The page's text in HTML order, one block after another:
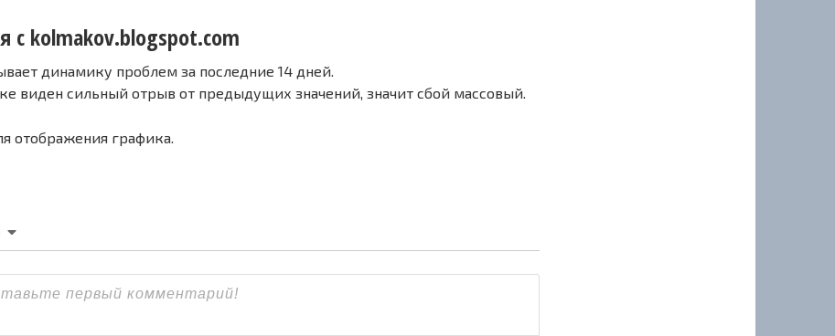
с kolmakov.blogspot.com
динамику проблем за последние 14 дней.
виден сильный отрыв от предыдущих значений, значит сбой массовый.
отображения графика.